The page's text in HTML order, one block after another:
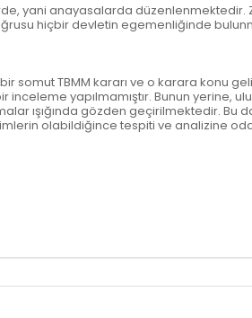
yani anayasalarda
hiçbir devletin egemenliğinde
somut TBMM kararı ve o karara konu
yapılmamıştır. Bunun yerine,
ışığında gözden geçirilmektedir. Bu
olabildiğince tespiti ve analizine